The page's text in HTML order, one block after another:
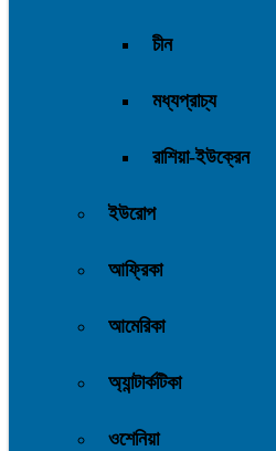
চীন
মধ্যপ্রাচ্য
রাশিয়া-ইউক্রেন
ইউরোপ
আফ্রিকা
আমেরিকা
অ্যান্টার্কটিকা
ওশেনিয়া